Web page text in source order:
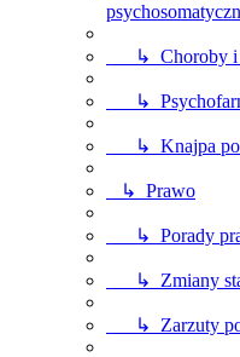
↳ Choroby i
↳
↳ Knajpa pod
↳ Prawo
↳ Porady
↳ Zmiany
↳ Zarzuty